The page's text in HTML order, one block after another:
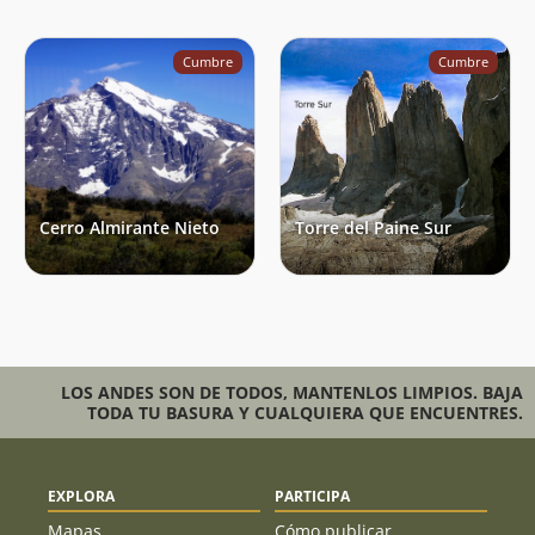
Cumbre
Cerro Almirante Nieto
Cumbre
Torre del Paine Sur
LOS ANDES SON DE TODOS, MANTENLOS LIMPIOS. BAJA
TODA TU BASURA Y CUALQUIERA QUE ENCUENTRES.
EXPLORA PARTICIPA